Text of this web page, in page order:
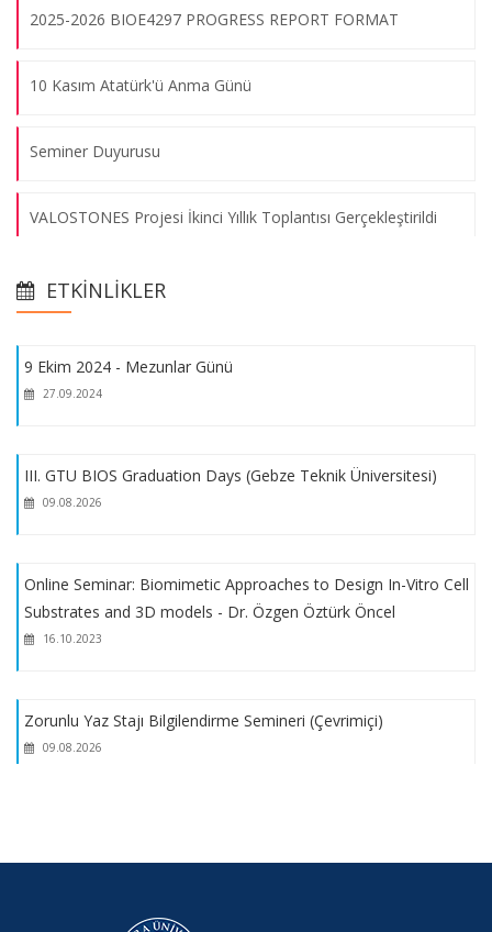
2025-2026 BIOE4297 PROGRESS REPORT FORMAT
10 Kasım Atatürk'ü Anma Günü
Seminer Duyurusu
VALOSTONES Projesi İkinci Yıllık Toplantısı Gerçekleştirildi
Jean Monnet Burs Programı
EGET Vakfı Burs Duyurusu
Yemek Bursu
2025 Yılı TÜBA - TEKNOFEST Doktora Bilim Ödülleri
ETKINLIKLER
III. GTU BIOS Graduation Days (Gebze Teknik Üniversitesi)
Substrates and 3D models - Dr. Özgen Öztürk Öncel
09.08.2026
9 Ekim 2024 - Mezunlar Günü
27.09.2024
III. GTU BIOS Graduation Days (Gebze Teknik Üniversitesi)
09.08.2026
Online Seminar: Biomimetic Approaches to Design In-Vitro Cell
Substrates and 3D models - Dr. Özgen Öztürk Öncel
16.10.2023
Zorunlu Yaz Stajı Bilgilendirme Semineri (Çevrimiçi)
09.08.2026